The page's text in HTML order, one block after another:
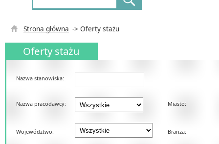
Strona główna -> Oferty stażu
Oferty stażu
Nazwa stanowiska:
Nazwa pracodawcy: Miasto:
Województwo: Branża: